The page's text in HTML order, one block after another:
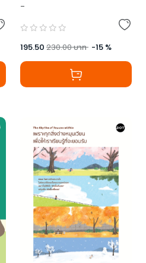
-
195.50 230.00บาท -15 %